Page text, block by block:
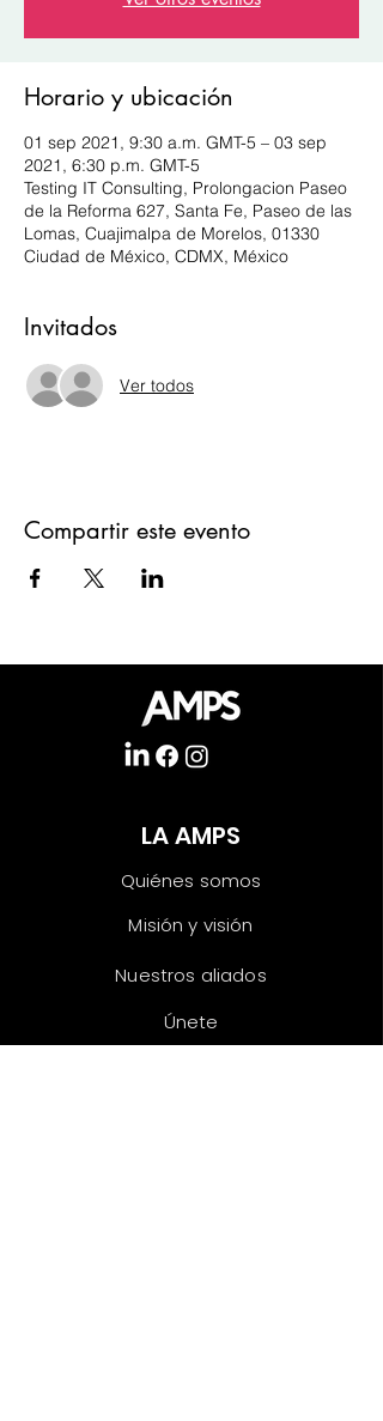
Horario y ubicación
01 sep 2021, 9:30 a.m. GMT-5 – 03 sep
2021, 6:30 p.m. GMT-5
Testing IT Consulting, Prolongacion Paseo
de la Reforma 627, Santa Fe, Paseo de las
Lomas, Cuajimalpa de Morelos, 01330
Ciudad de México, CDMX, México
Invitados
Ver todos
Compartir este evento
LA AMPS
Quiénes somos
Misión y visión
Nuestros aliados
Únete